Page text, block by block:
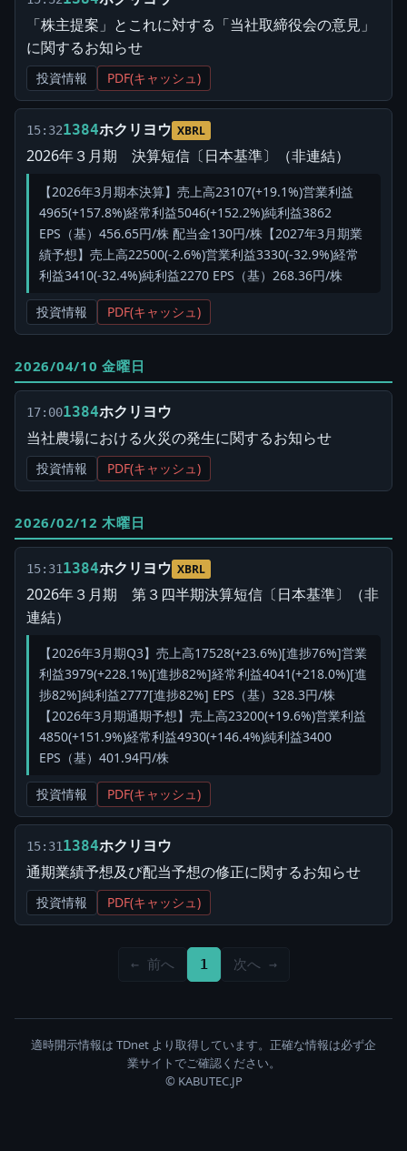
「株主提案」とこれに対する「当社取締役会の意見」
に関するお知らせ
投資情報 PDF(キャッシュ)
15:321384ホクリヨウ XBRL
2026年３月期 決算短信〔日本基準〕（非連結）
【2026年3月期本決算】売上高23107(+19.1%)営業利益
4965(+157.8%)経常利益5046(+152.2%)純利益3862
EPS（基）456.65円/株 配当金130円/株【2027年3月期業
績予想】売上高22500(-2.6%)営業利益3330(-32.9%)経常
利益3410(-32.4%)純利益2270 EPS（基）268.36円/株
投資情報 PDF(キャッシュ)
2026/04/10 金曜日
17:001384ホクリヨウ
当社農場における火災の発生に関するお知らせ
投資情報 PDF(キャッシュ)
2026/02/12 木曜日
15:311384ホクリヨウ XBRL
2026年３月期 第３四半期決算短信〔日本基準〕（非
連結）
【2026年3月期Q3】売上高17528(+23.6%)[進捗76%]営業
利益3979(+228.1%)[進捗82%]経常利益4041(+218.0%)[進
捗82%]純利益2777[進捗82%] EPS（基）328.3円/株
【2026年3月期通期予想】売上高23200(+19.6%)営業利益
4850(+151.9%)経常利益4930(+146.4%)純利益3400
EPS（基）401.94円/株
投資情報 PDF(キャッシュ)
15:311384ホクリヨウ
通期業績予想及び配当予想の修正に関するお知らせ
投資情報 PDF(キャッシュ)
← 前へ 1 次へ →
適時開示情報は TDnet より取得しています。正確な情報は必ず企
業サイトでご確認ください。
© KABUTEC.JP